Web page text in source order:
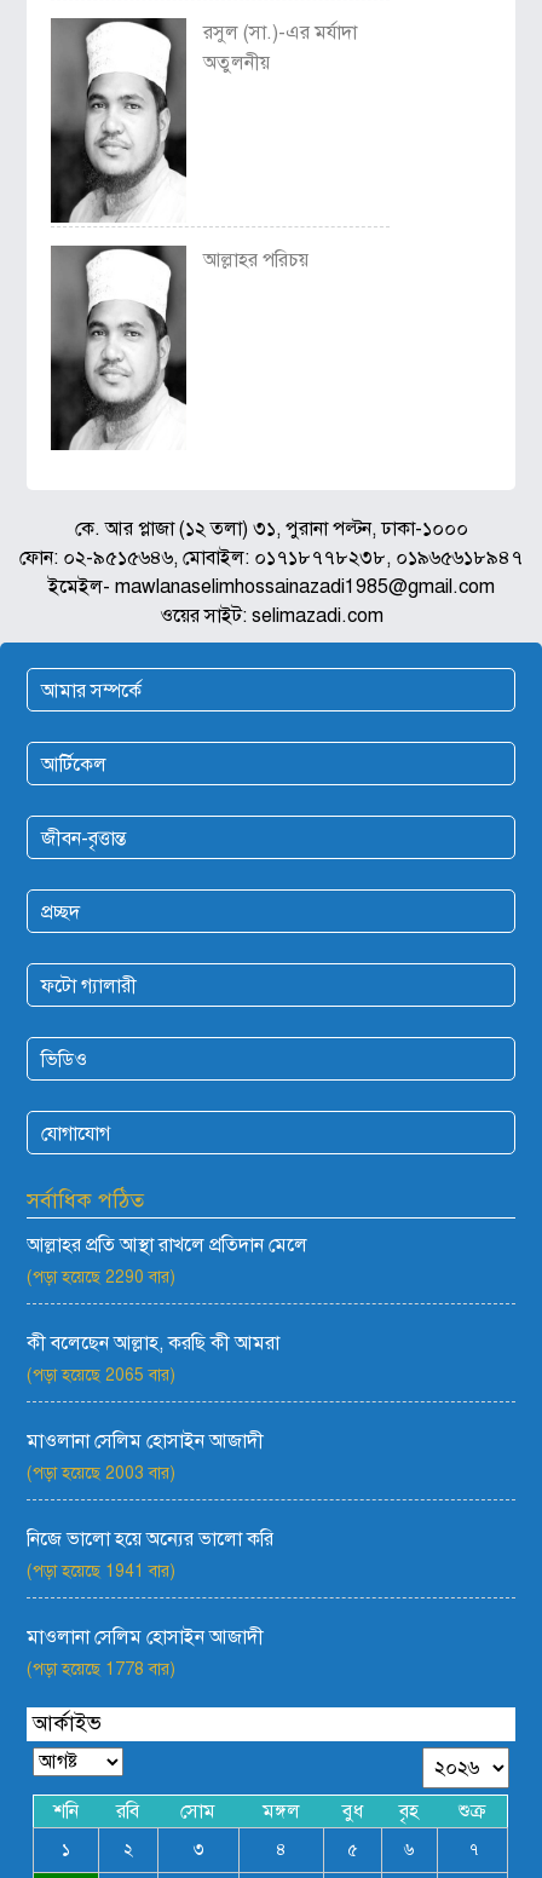
রসুল (সা.)-এর মর্যাদা
অতুলনীয়
আল্লাহর পরিচয়
কে. আর প্লাজা (১২ তলা) ৩১, পুরানা পল্টন, ঢাকা-১০০০
ফোন: ০২-৯৫১৫৬৪৬, মোবাইল: ০১৭১৮৭৭৮২৩৮, ০১৯৬৫৬১৮৯৪৭
ইমেইল- mawlanaselimhossainazadi1985@gmail.com
ওয়ের সাইট: selimazadi.com
আমার সম্পর্কে
আর্টিকেল
জীবন-বৃত্তান্ত
প্রচ্ছদ
ফটো গ্যালারী
ভিডিও
যোগাযোগ
সর্বাধিক পঠিত
আল্লাহর প্রতি আস্থা রাখলে প্রতিদান মেলে
(পড়া হয়েছে 2290 বার)
কী বলেছেন আল্লাহ, করছি কী আমরা
(পড়া হয়েছে 2065 বার)
মাওলানা সেলিম হোসাইন আজাদী
(পড়া হয়েছে 2003 বার)
নিজে ভালো হয়ে অন্যের ভালো করি
(পড়া হয়েছে 1941 বার)
মাওলানা সেলিম হোসাইন আজাদী
(পড়া হয়েছে 1778 বার)
আর্কাইভ
শনি রবি সোম মঙ্গল বুধ বৃহ শুক্র
১ ২ ৩ ৪ ৫ ৬ ৭